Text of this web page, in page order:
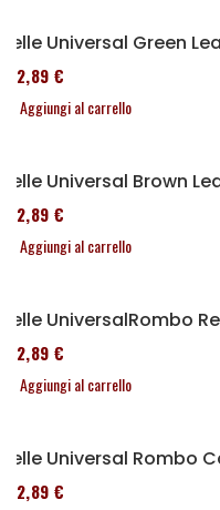
Selle Universal Green
152,89 €
Aggiungi al carrello
Selle Universal Brown
152,89 €
Aggiungi al carrello
Selle UniversalRombo
152,89 €
Aggiungi al carrello
Selle Universal Rombo
152,89 €